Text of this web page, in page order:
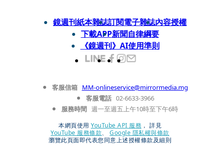
鏡週刊紙本雜誌訂閱電子雜誌內容授權
下載APP新聞自律綱要
《鏡週刊》AI使用準則
客服信箱 MM-onlineservice@mirrormedia.mg
客服電話 02-6633-3966
服務時間 週一至週五上午10時至下午6時
本網頁使用 YouTube API 服務 ， 詳見
YouTube 服務條款、
Google 隱私權與條款
瀏覽此頁面即代表您同意上述授權條款及細則